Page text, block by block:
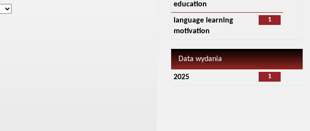
education
1
language learning
motivation
Data wydania
1
2025